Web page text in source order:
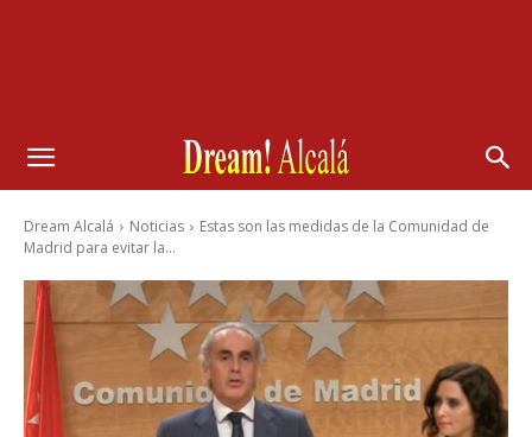
Dream Alcalá Noticias
Estas son las medidas de la Comunidad de
Madrid para evitar la...